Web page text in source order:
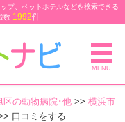
プ、ペットホテルなどを検索できる
数 1992件
MENU
区の動物病院･他 >> 横浜市
口コミをする